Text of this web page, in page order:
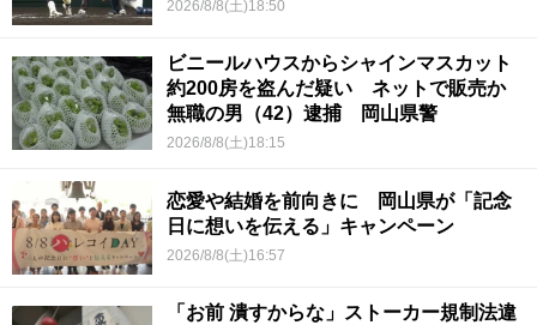
2026/8/8(土)18:50
ビニールハウスからシャインマスカット
約200房を盗んだ疑い ネットで販売か
無職の男（42）逮捕 岡山県警
2026/8/8(土)18:15
恋愛や結婚を前向きに 岡山県が「記念
日に想いを伝える」キャンペーン
2026/8/8(土)16:57
「お前 潰すからな」ストーカー規制法違